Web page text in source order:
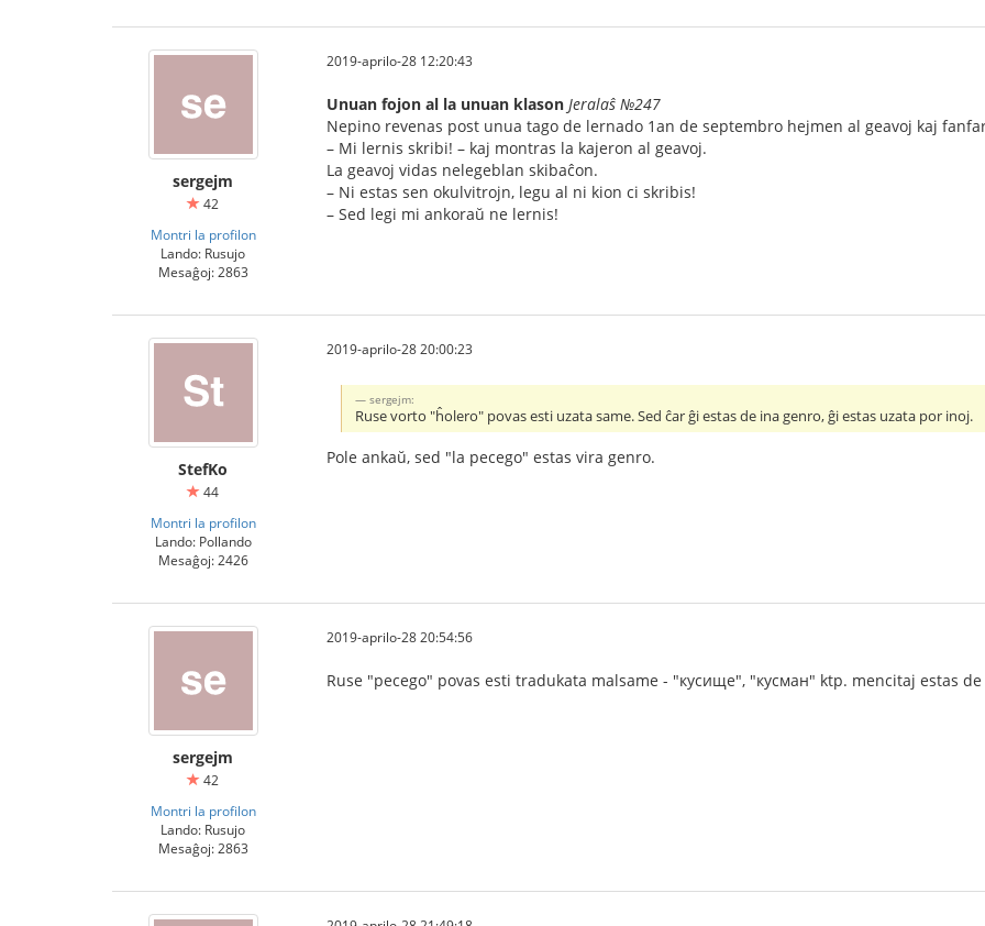
sergejm
42
Montri la profilon
Lando: Rusujo
Mesaĝoj: 2863
2019-aprilo-28 12:20:43
Unuan fojon al la unuan klason Jeralaŝ №247
Nepino revenas post unua tago de lernado 1an de septembro hejmen al geavoj kaj
– Mi lernis skribi! – kaj montras la kajeron al geavoj.
La geavoj vidas nelegeblan skibaĉon.
– Ni estas sen okulvitrojn, legu al ni kion ci skribis!
– Sed legi mi ankoraŭ ne lernis!
StefKo
44
Montri la profilon
Lando: Pollando
Mesaĝoj: 2426
2019-aprilo-28 20:00:23
sergejm:
Ruse vorto "ĥolero" povas esti uzata same. Sed ĉar ĝi estas de ina genro, ĝi estas uzata por inoj.
Pole ankaŭ, sed "la pecego" estas vira genro.
sergejm
42
Montri la profilon
Lando: Rusujo
Mesaĝoj: 2863
2019-aprilo-28 20:54:56
Ruse "pecego" povas esti tradukata malsame - "кусище", "кусман" ktp. mencitaj estas